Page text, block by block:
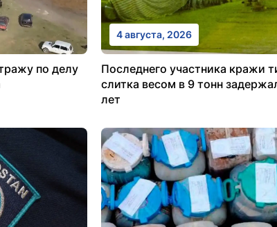
по делу
4 августа, 2026
Последнего участника кражи
слитка весом в 9 тонн
лет